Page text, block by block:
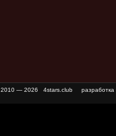
2010 — 2026 4stars.club разработка